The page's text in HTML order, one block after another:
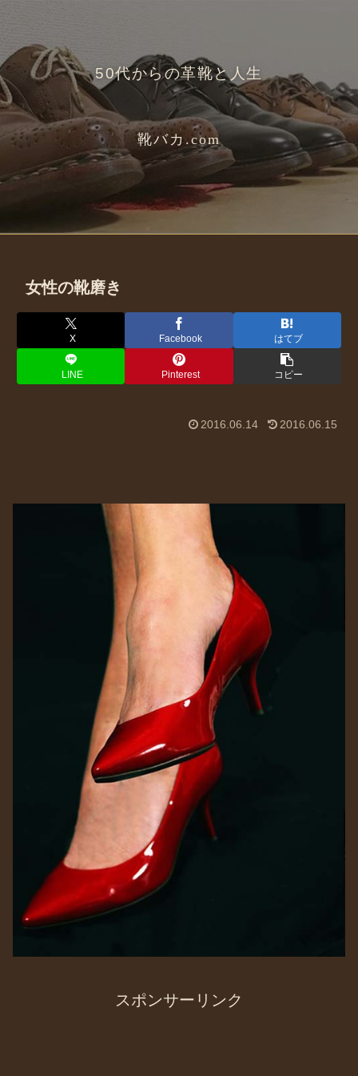
50代からの革靴と人生
靴バカ.com
女性の靴磨き
X Facebook はてブ
LINE Pinterest コピー
2016.06.14 2016.06.15
スポンサーリンク